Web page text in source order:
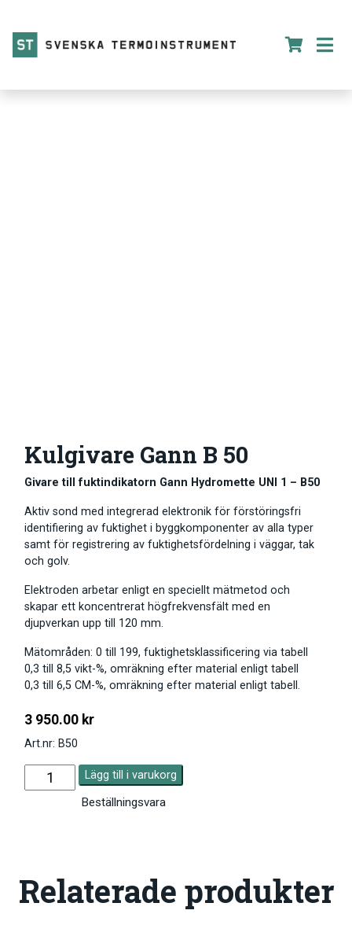
Kulgivare Gann B 50
Givare till fuktindikatorn Gann Hydromette UNI 1 – B50
Aktiv sond med integrerad elektronik för förstöringsfri
identifiering av fuktighet i byggkomponenter av alla typer
samt för registrering av fuktighetsfördelning i väggar, tak
och golv.
Elektroden arbetar enligt en speciellt mätmetod och
skapar ett koncentrerat högfrekvensfält med en
djupverkan upp till 120 mm.
Mätområden: 0 till 199, fuktighetsklassificering via tabell
0,3 till 8,5 vikt-%, omräkning efter material enligt tabell
0,3 till 6,5 CM-%, omräkning efter material enligt tabell.
3 950.00 kr
Art.nr: B50
Lägg till i varukorg
Beställningsvara
Relaterade produkter